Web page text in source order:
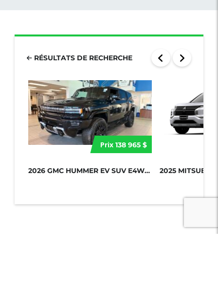
RÉSULTATS DE RECHERCHE
Prix 138 965 $
2026 GMC HUMMER EV SUV E4WD 4DR 2X...